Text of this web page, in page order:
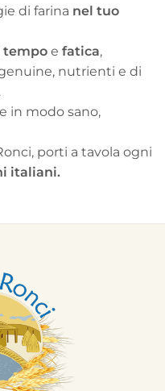
di farina nel tuo
tempo e fatica,
nutrienti e di
in modo sano,
porti a tavola ogni
italiani.